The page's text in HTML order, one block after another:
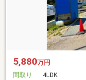
5,880万円
間取り
4LDK